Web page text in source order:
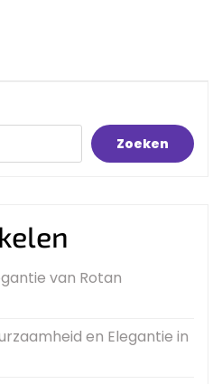
Zoeken
van Rotan
en Elegantie in